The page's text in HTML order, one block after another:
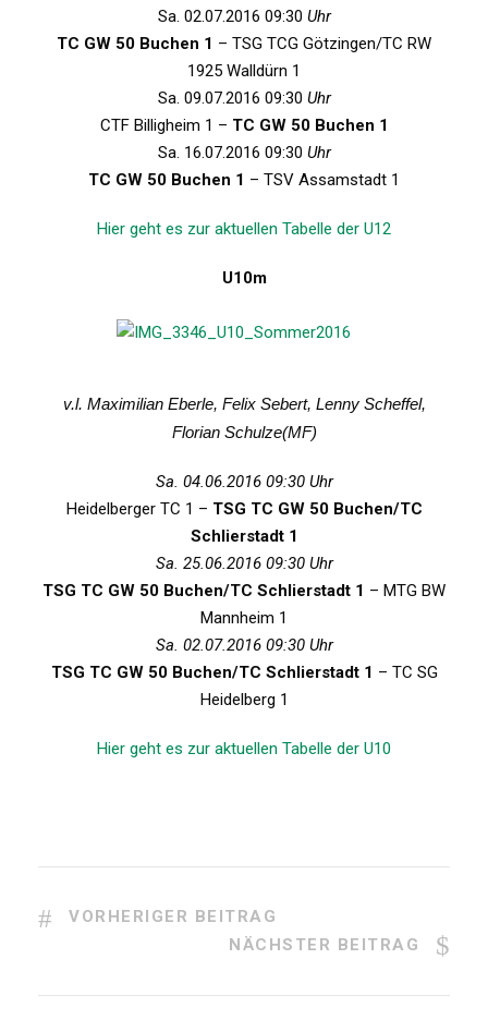
Sa. 02.07.2016 09:30 Uhr
TC GW 50 Buchen 1 – TSG TCG Götzingen/TC RW
1925 Walldürn 1
Sa. 09.07.2016 09:30 Uhr
CTF Billigheim 1 – TC GW 50 Buchen 1
Sa. 16.07.2016 09:30 Uhr
TC GW 50 Buchen 1 – TSV Assamstadt 1
Hier geht es zur aktuellen Tabelle der U12
U10m
v.l. Maximilian Eberle, Felix Sebert, Lenny Scheffel,
Florian Schulze(MF)
Sa. 04.06.2016 09:30 Uhr
Heidelberger TC 1 – TSG TC GW 50 Buchen/TC
Schlierstadt 1
Sa. 25.06.2016 09:30 Uhr
TSG TC GW 50 Buchen/TC Schlierstadt 1 – MTG BW
Mannheim 1
Sa. 02.07.2016 09:30 Uhr
TSG TC GW 50 Buchen/TC Schlierstadt 1 – TC SG
Heidelberg 1
Hier geht es zur aktuellen Tabelle der U10
VORHERIGER BEITRAG
NÄCHSTER BEITRAG